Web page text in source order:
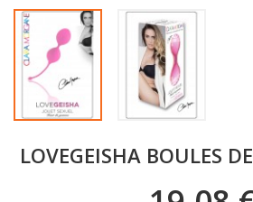
LOVEGEISHA BOULES